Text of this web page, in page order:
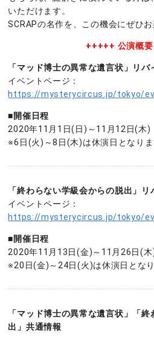
いただけます。
SCRAPの名作を、この機会にぜひお
+++++ 公演概
「マッド博士の異常な遺言状」リバ
イベントページ：
https://mysterycircus.jp/tokyo/
■開催日程
2020年11月1日(日)～11月12日(木)
※6日(火)～8日(木)は休演日となりま
「終わらない学級会からの脱出」リ
イベントページ：
https://mysterycircus.jp/tokyo/
■開催日程
2020年11月13日(金)～11月26日(木
※20日(金)～24日(火)は休演日となり
「マッド博士の異常な遺言状」「
出」共通情報